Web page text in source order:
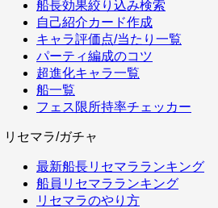
船長効果絞り込み検索
自己紹介カード作成
キャラ評価点/当たり一覧
パーティ編成のコツ
超進化キャラ一覧
船一覧
フェス限所持率チェッカー
リセマラ/ガチャ
最新船長リセマラランキング
船員リセマラランキング
リセマラのやり方